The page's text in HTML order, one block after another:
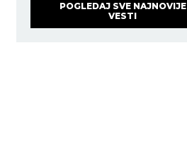
POGLEDAJ SVE NAJNOVIJE
VESTI